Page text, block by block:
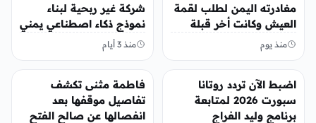
مغادرته اليمن لطلب لقمة
العيش وكانت أخر قبلة
يقدمها لإبنته
منذ يوم
شركة غير ربحية لبناء
نموذج ذكاء اصطناعي يمني
منذ 3 أيام
منوعات
اضبط الآن تردد روتانا
سبورت 2026 لمتابعة
برنامج وليد الفراج
منوعات
فاطمة مثنى تكشف
تفاصيل موقفها بعد
انفصالها عن صالح الفتح